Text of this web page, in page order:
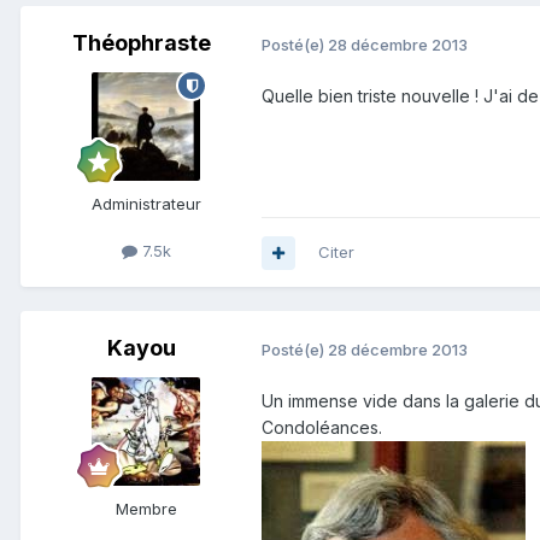
Théophraste
Administrateur
7.5k
Posté(e) 28 décembre 2013
Quelle bien triste nouvelle ! J'ai
Citer
Kayou
Membre
Posté(e) 28 décembre 2013
Un immense vide dans la galerie
Condoléances.